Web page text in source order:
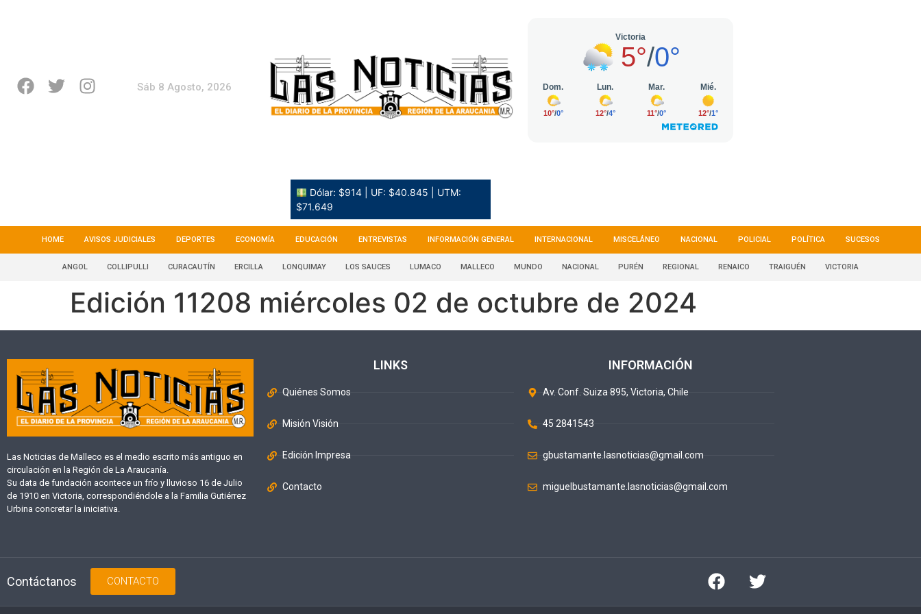
Sáb 8 Agosto, 2026
Dólar: $914 | UF: $40.845 | UTM:
$71.649
HOME AVISOS JUDICIALES DEPORTES ECONOMÍA EDUCACIÓN ENTREVISTAS INFORMACIÓN GENERAL INTERNACIONAL MISCELÁNEO NACIONAL POLICIAL POLÍTICA SUCESOS
ANGOL COLLIPULLI CURACAUTÍN ERCILLA LONQUIMAY LOS SAUCES LUMACO MALLECO MUNDO NACIONAL PURÉN REGIONAL RENAICO TRAIGUÉN VICTORIA
Edición 11208 miércoles 02 de octubre de 2024
Las Noticias de Malleco es el medio escrito más antiguo en
circulación en la Región de La Araucanía.
Su data de fundación acontece un frío y lluvioso 16 de Julio
de 1910 en Victoria, correspondiéndole a la Familia Gutiérrez
Urbina concretar la iniciativa.
LINKS
Quiénes Somos
Misión Visión
Edición Impresa
Contacto
INFORMACIÓN
Av. Conf. Suiza 895, Victoria, Chile
45 2841543
gbustamante.lasnoticias@gmail.com
miguelbustamante.lasnoticias@gmail.com
Contáctanos CONTACTO